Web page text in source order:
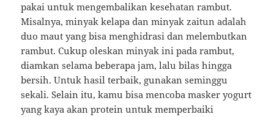
pakai untuk mengembalikan kesehatan rambut.
Misalnya, minyak kelapa dan minyak zaitun adalah
duo maut yang bisa menghidrasi dan melembutkan
rambut. Cukup oleskan minyak ini pada rambut,
diamkan selama beberapa jam, lalu bilas hingga
bersih. Untuk hasil terbaik, gunakan seminggu
sekali. Selain itu, kamu bisa mencoba masker yogurt
yang kaya akan protein untuk memperbaiki